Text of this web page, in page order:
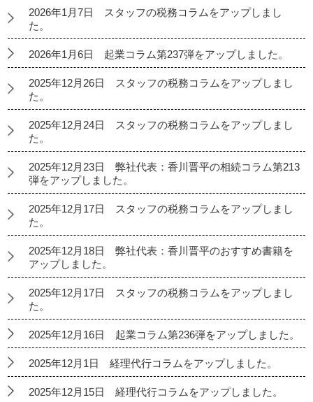
2026年1月7日 スタッフの税務コラムをアップしまし
た。
2026年1月6日 起業コラム第237弾をアップしました。
2025年12月26日 スタッフの税務コラムをアップしまし
た。
2025年12月24日 スタッフの税務コラムをアップしまし
た。
2025年12月23日 弊社代表：香川晋平の相続コラム第213
弾をアップしました。
2025年12月17日 スタッフの税務コラムをアップしまし
た。
2025年12月18日 弊社代表：香川晋平のおすすめ書籍を
アップしました。
2025年12月17日 スタッフの税務コラムをアップしまし
た。
2025年12月16日 起業コラム第236弾をアップしました。
2025年12月1日 経理代行コラムをアップしました。
2025年12月15日 経理代行コラムをアップしました。